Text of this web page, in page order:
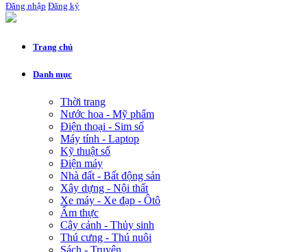
Đăng nhập Đăng ký
Trang chủ
Danh mục
Thời trang
Nước hoa - Mỹ phẩm
Điện thoại - Sim số
Máy tính - Laptop
Kỹ thuật số
Điện máy
Nhà đất - Bất động sản
Xây dựng - Nội thất
Xe máy - Xe đạp - Ôtô
Ẩm thực
Cây cảnh - Thủy sinh
Thú cưng - Thú nuôi
Sách - Truyện